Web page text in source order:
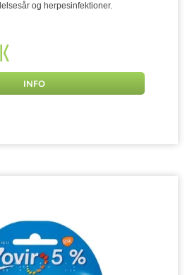
og herpesinfektioner.
INFO